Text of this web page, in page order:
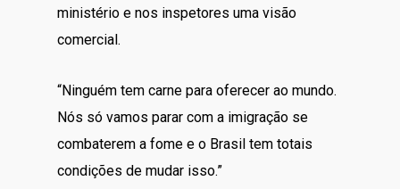
ministério e nos inspetores uma visão
comercial.
“Ninguém tem carne para oferecer ao mundo.
Nós só vamos parar com a imigração se
combaterem a fome e o Brasil tem totais
condições de mudar isso.”